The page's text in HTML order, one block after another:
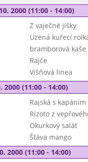
2000 (11:00 - 14:00)
Z vaječné jíšky
Uzená kuřecí
bramborová kaše
Rajče
Višňová linea
2000 (11:00 - 14:00)
Rajská s kapáním
Rizoto z
Okurkový salát
Šťáva mango
2000 (11:00 - 14:00)